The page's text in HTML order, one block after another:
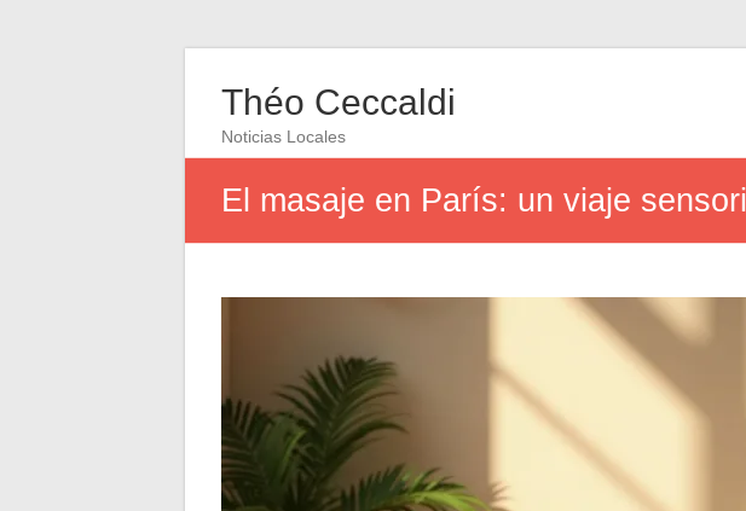
Théo Ceccaldi
Noticias Locales
El masaje en París: un viaje